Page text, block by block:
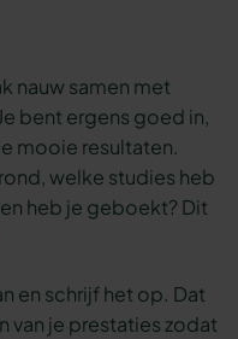
nauw samen met
bent ergens goed in,
mooie resultaten.
welke studies heb
heb je geboekt? Dit
en schrijf het op. Dat
van je prestaties zodat